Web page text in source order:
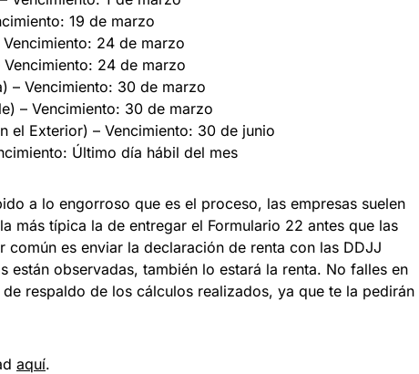
19 de marzo
24 de marzo
Vencimiento: 24 de marzo
– Vencimiento: 30 de marzo
– Vencimiento: 30 de marzo
el Exterior) – Vencimiento: 30 de junio
Último día hábil del mes
a lo engorroso que es el proceso, las empresas suelen
más típica la de entregar el Formulario 22 antes que las
común es enviar la declaración de renta con las DDJJ
están observadas, también lo estará la renta. No falles en
respaldo de los cálculos realizados, ya que te la pedirán
aquí.